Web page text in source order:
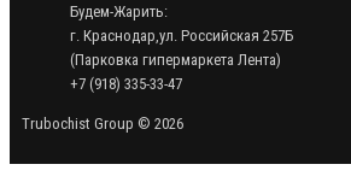
Будем-Жарить:
г. Краснодар,ул. Российская 257Б
(Парковка гипермаркета Лента)
+7 (918) 335-33-47
Trubochist Group © 2026